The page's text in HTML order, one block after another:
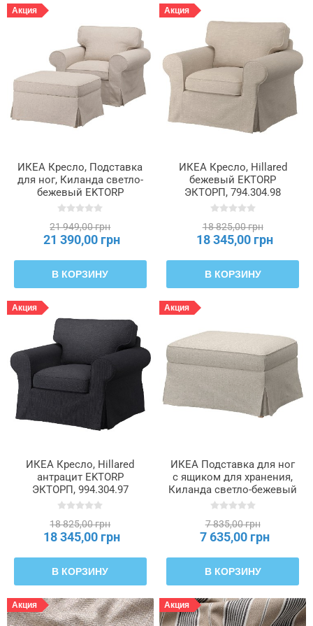
Акция
ИКЕА Кресло, Подставка
для ног, Киланда светло-
бежевый EKTORP
ЭКТОРП, 195.538.64
21 949,00 грн
21 390,00 грн
В КОРЗИНУ
Акция
ИКЕА Кресло, Hillared
бежевый EKTORP
ЭКТОРП, 794.304.98
18 825,00 грн
18 345,00 грн
В КОРЗИНУ
Акция
ИКЕА Кресло, Hillared
антрацит EKTORP
ЭКТОРП, 994.304.97
18 825,00 грн
18 345,00 грн
В КОРЗИНУ
Акция
ИКЕА Подставка для ног
с ящиком для хранения,
Киланда светло-бежевый
EKTORP ЭКТОРП,
7 835,00 грн
7 635,00 грн
В КОРЗИНУ
Акция Акция